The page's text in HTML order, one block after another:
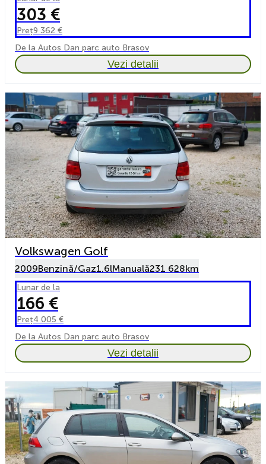
303 €
Preț9 362 €
De la Autos Dan parc auto Brasov
Vezi detalii
Volkswagen Golf
2009Benzină/Gaz1.6lManuală231 628km
Lunar de la
166 €
Preț4 005 €
De la Autos Dan parc auto Brasov
Vezi detalii